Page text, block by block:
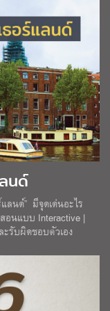
นด์
ลนด์” มีจุดเด่นอะไร
อนแบบ Interactive |
ะรับผิดชอบตัวเอง